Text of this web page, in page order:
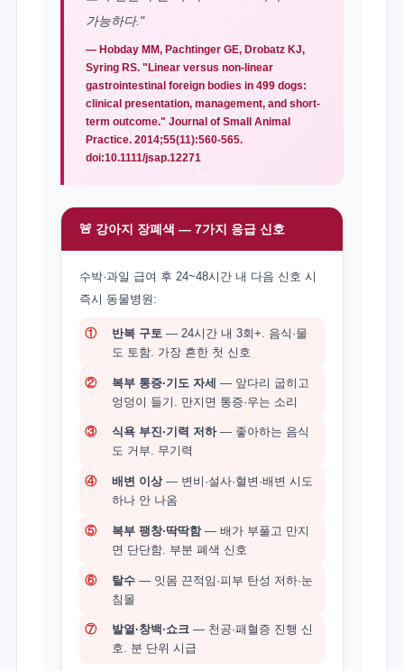
가능하다."
— Hobday MM, Pachtinger GE, Drobatz KJ,
Syring RS. "Linear versus non-linear
gastrointestinal foreign bodies in 499 dogs:
clinical presentation, management, and short-
term outcome." Journal of Small Animal
Practice. 2014;55(11):560-565.
doi:10.1111/jsap.12271
🚨 강아지 장폐색 — 7가지 응급 신호
수박·과일 급여 후 24~48시간 내 다음 신호 시
즉시 동물병원:
① 반복 구토 — 24시간 내 3회+. 음식·물
도 토함. 가장 흔한 첫 신호
② 복부 통증·기도 자세 — 앞다리 굽히고
엉덩이 들기. 만지면 통증·우는 소리
③ 식욕 부진·기력 저하— 좋아하는 음식
도 거부. 무기력
④ 배변 이상— 변비·설사·혈변·배변 시도
하나 안 나옴
⑤ 복부 팽창·딱딱함— 배가 부풀고 만지
면 단단함. 부분 폐색 신호
⑥ 탈수 — 잇몸 끈적임·피부 탄성 저하·눈
침몰
⑦ 발열·창백·쇼크 — 천공·패혈증 진행 신
호. 분 단위 시급